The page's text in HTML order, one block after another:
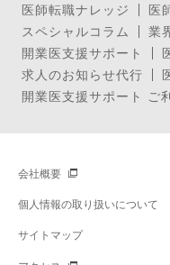
医師転職ナレッジ
医
スペシャルコラム
業
開業医支援サポート
求人のお知らせ代行
開業医支援サポート ご
会社概要
個人情報の取り扱いについて
サイトマップ